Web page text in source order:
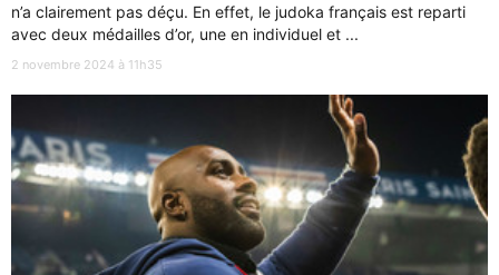
n’a clairement pas déçu. En effet, le judoka français est reparti
avec deux médailles d’or, une en individuel et ...
2 novembre 2024 à 11h35